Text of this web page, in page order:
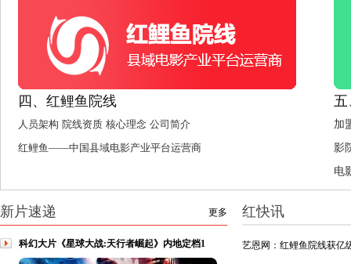
四、红鲤鱼院线
人员架构 院线资质 核心理念 公司简介
红鲤鱼——中国县域电影产业平台运营商
五
加
影
电
更多
新片速递
科幻大片《星球大战:天行者崛起》内地定档1
红快讯
艺恩网：红鲤鱼院线获亿